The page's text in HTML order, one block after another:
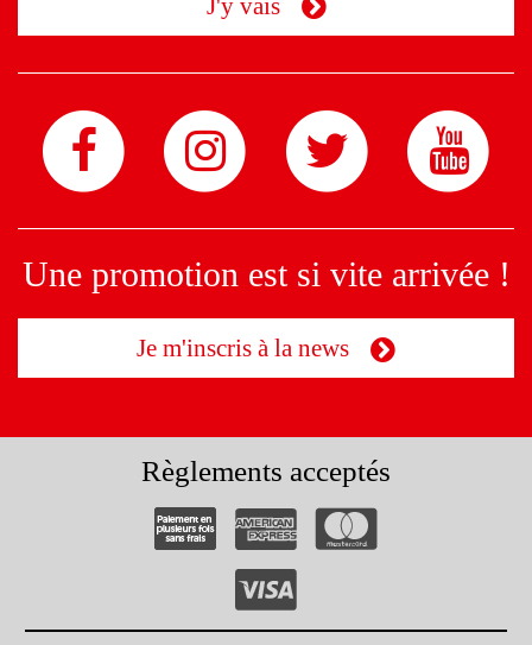
J'y vais
Une promotion est si vite arrivée !
Je m'inscris à la news
Règlements acceptés